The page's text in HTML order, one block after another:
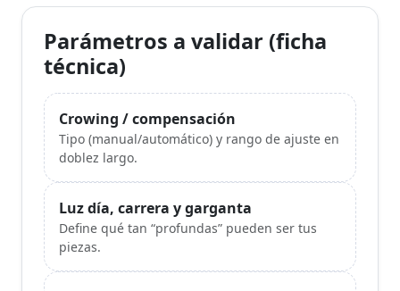
Parámetros a validar (ficha
técnica)
Crowing / compensación
Tipo (manual/automático) y rango de ajuste en
doblez largo.
Luz día, carrera y garganta
Define qué tan “profundas” pueden ser tus
piezas.